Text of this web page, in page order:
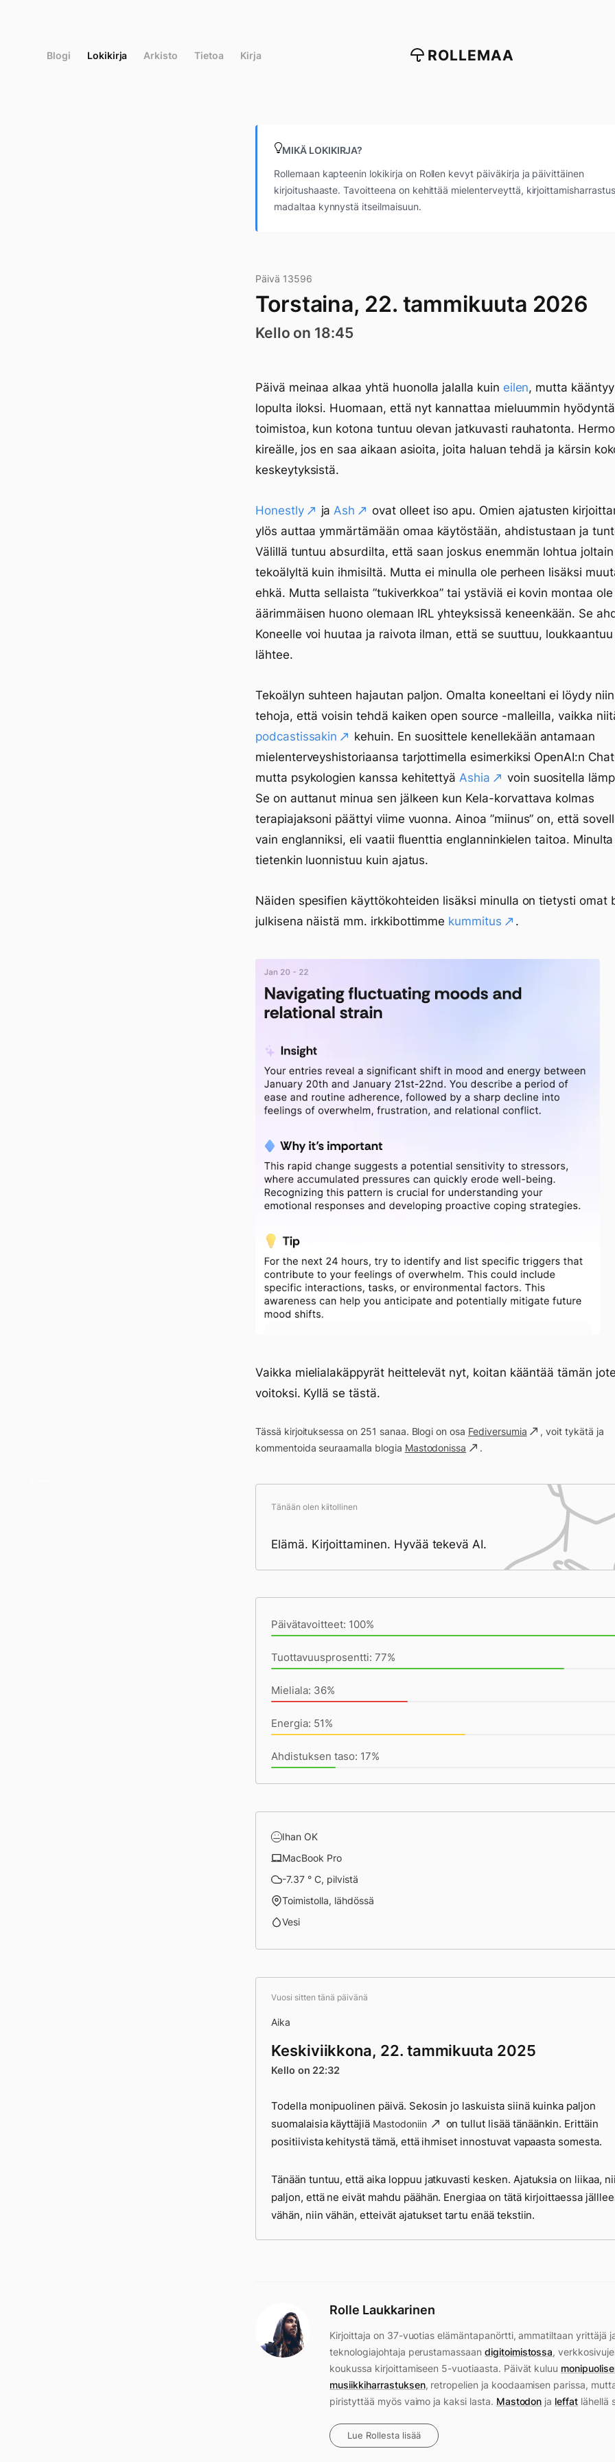
Blogi Lokikirja Arkisto Tietoa Kirja ROLLEMAA
MIKÄ LOKIKIRJA?
Rollemaan kapteenin lokikirja on Rollen kevyt päiväkirja ja päivittäinen
kirjoitushaaste. Tavoitteena on kehittää mielenterveyttä,
madaltaa kynnystä itseilmaisuun.
Päivä 13596
Torstaina, 22. tammikuuta 2026
Kello on 18:45
Päivä meinaa alkaa yhtä huonolla jalalla kuin eilen, mutta
lopulta iloksi. Huomaan, että nyt kannattaa mieluummin
toimistoa, kun kotona tuntuu olevan jatkuvasti rauhatonta.
kireälle, jos en saa aikaan asioita, joita haluan tehdä ja kärsin
keskeytyksistä.
Honestly jaAsh
ovat olleet iso apu. Omien ajatusten
ylös auttaa ymmärtämään omaa käytöstään, ahdistustaan ja
Välillä tuntuu absurdilta, että saan joskus enemmän lohtua joltain
tekoälyltä kuin ihmisiltä. Mutta ei minulla ole perheen lisäksi
ehkä. Mutta sellaista ”tukiverkkoa” tai ystäviä ei kovin montaa ole
äärimmäisen huono olemaan IRL yhteyksissä keneenkään. Se
Koneelle voi huutaa ja raivota ilman, että se suuttuu, loukkaantuu
lähtee.
Tekoälyn suhteen hajautan paljon. Omalta koneeltani ei löydy
tehoja, että voisin tehdä kaiken open source -malleilla, vaikka
podcastissakin
kehuin. En suosittele kenellekään antamaan
mielenterveyshistoriaansa tarjottimella esimerkiksi OpenAI:n
mutta psykologien kanssa kehitettyäAshia
voin suositella
Se on auttanut minua sen jälkeen kun Kela-korvattava kolmas
terapiajaksoni päättyi viime vuonna. Ainoa ”miinus” on, että
vain englanniksi, eli vaatii fluenttia englanninkielen taitoa. Minulta
tietenkin luonnistuu kuin ajatus.
Näiden spesifien käyttökohteiden lisäksi minulla on tietysti omat
julkisena näistä mm. irkkibottimme kummitus .
Vaikka mielialakäppyrät heittelevät nyt, koitan kääntää tämän
voitoksi. Kyllä se tästä.
Tässä kirjoituksessa on 251 sanaa. Blogi on osa Fediversumia
, voit tykätä ja
kommentoida seuraamalla blogia Mastodonissa .
Tänään olen kiitollinen
Elämä. Kirjoittaminen. Hyvää tekevä AI.
Päivätavoitteet: 100%
Tuottavuusprosentti: 77%
Mieliala: 36%
Energia: 51%
Ahdistuksen taso: 17%
Ihan OK
MacBook Pro
-7.37 ° C, pilvistä
Toimistolla, lähdössä
Vesi
Vuosi sitten tänä päivänä
Aika
Keskiviikkona, 22. tammikuuta 2025
Kello on 22:32
Todella monipuolinen päivä. Sekosin jo laskuista siinä kuinka paljon
suomalaisia käyttäjiä Mastodoniin
on tullut lisää tänäänkin. Erittäin
positiivista kehitystä tämä, että ihmiset innostuvat vapaasta somesta.
Tänään tuntuu, että aika loppuu jatkuvasti kesken. Ajatuksia on liikaa,
paljon, että ne eivät mahdu päähän. Energiaa on tätä kirjoittaessa
vähän, niin vähän, etteivät ajatukset tartu enää tekstiin.
Rolle Laukkarinen
Kirjoittaja on 37-vuotias elämäntapanörtti, ammatiltaan yrittäjä
teknologiajohtaja perustamassaan digitoimistossa,
koukussa kirjoittamiseen 5-vuotiaasta. Päivät kuluu
musiikkiharrastuksen, retropelien ja koodaamisen parissa,
piristyttää myös vaimo ja kaksi lasta. Mastodon ja leffatlähellä
Lue Rollesta lisää